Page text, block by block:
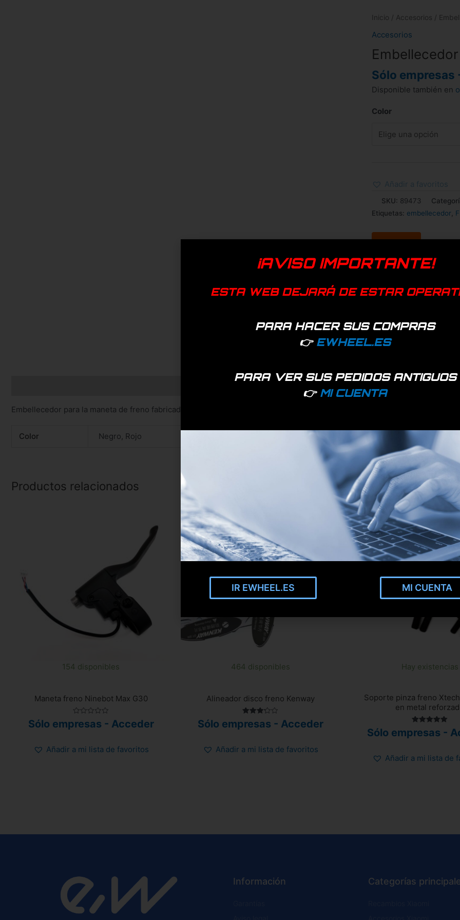
Inicio / Accesorios /
Accesorios
Sólo empresas
Disponible también en
Color
Añadir a favoritos
SKU: 89473
Etiquetas: embellecedor
Embellecedor para la maneta de freno fabricado en silicona, lo que aporta un tacto suave.
Color Negro, Rojo
Productos relacionados
154 disponibles
Maneta freno Ninebot Max G30
con
Sólo empresas - Acceder
Añadir a mi lista de favoritos
464 disponibles
Alineador disco freno Kenway
con
Sólo empresas - Acceder
Añadir a mi lista de favoritos
Hay existencias
Soporte pinza freno
en metal
con
Sólo empresas -
Añadir a mi lista de
Información Categorías
¡AVISO IMPORTANTE!
ESTA WEB DEJARÁ DE ESTAR
PARA HACER SUS COMPRAS
👉 EWHEEL.ES
PARA VER SUS PEDIDOS ANTIGUOS
👉 MI CUENTA
IR EWHEEL.ES MI CUENTA